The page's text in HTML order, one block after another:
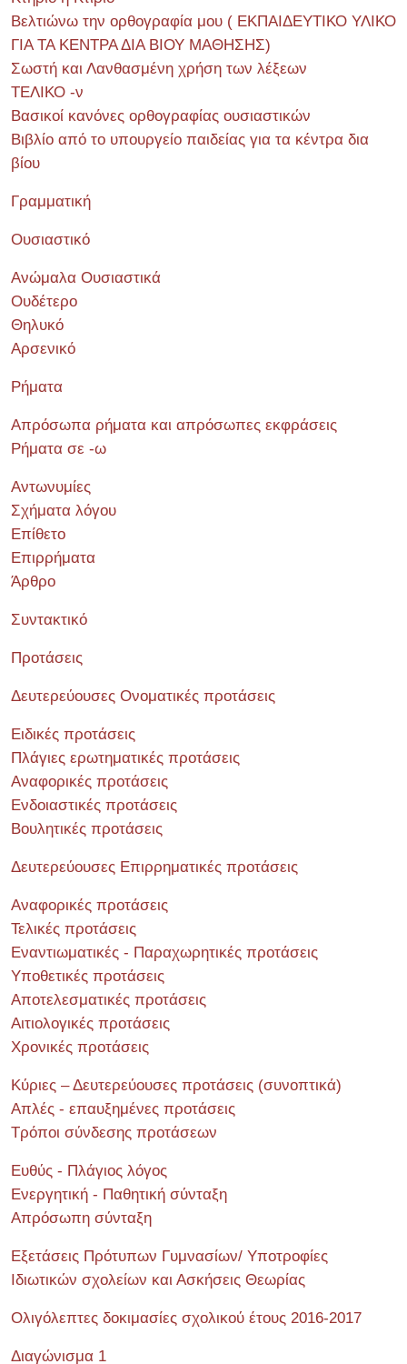
Βελτιώνω την ορθογραφία μου ( ΕΚΠΑΙΔΕΥΤΙΚΟ ΥΛΙΚΟ
ΓΙΑ ΤΑ ΚΕΝΤΡΑ ΔΙΑ ΒΙΟΥ ΜΑΘΗΣΗΣ)
Σωστή και Λανθασμένη χρήση των λέξεων
ΤΕΛΙΚΟ -ν
Βασικοί κανόνες ορθογραφίας ουσιαστικών
Βιβλίο από το υπουργείο παιδείας για τα κέντρα δια
βίου
Γραμματική
Ουσιαστικό
Ανώμαλα Ουσιαστικά
Ουδέτερο
Θηλυκό
Αρσενικό
Ρήματα
Απρόσωπα ρήματα και απρόσωπες εκφράσεις
Ρήματα σε -ω
Αντωνυμίες
Σχήματα λόγου
Επίθετο
Επιρρήματα
Άρθρο
Συντακτικό
Προτάσεις
Δευτερεύουσες Ονοματικές προτάσεις
Ειδικές προτάσεις
Πλάγιες ερωτηματικές προτάσεις
Αναφορικές προτάσεις
Ενδοιαστικές προτάσεις
Βουλητικές προτάσεις
Δευτερεύουσες Επιρρηματικές προτάσεις
Αναφορικές προτάσεις
Τελικές προτάσεις
Εναντιωματικές - Παραχωρητικές προτάσεις
Υποθετικές προτάσεις
Αποτελεσματικές προτάσεις
Αιτιολογικές προτάσεις
Χρονικές προτάσεις
Κύριες – Δευτερεύουσες προτάσεις (συνοπτικά)
Απλές - επαυξημένες προτάσεις
Τρόποι σύνδεσης προτάσεων
Ευθύς - Πλάγιος λόγος
Ενεργητική - Παθητική σύνταξη
Απρόσωπη σύνταξη
Εξετάσεις Πρότυπων Γυμνασίων/ Υποτροφίες
Ιδιωτικών σχολείων και Ασκήσεις Θεωρίας
Ολιγόλεπτες δοκιμασίες σχολικού έτους 2016-2017
Διαγώνισμα 1